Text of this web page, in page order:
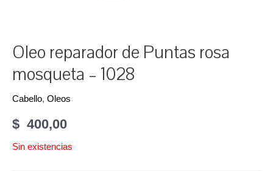
Oleo reparador de Puntas rosa
mosqueta – 1028
Cabello, Oleos
$ 400,00
Sin existencias